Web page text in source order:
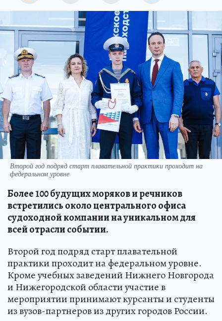
Второй год подряд старт плавательной практики проходит на
федеральном уровне
Более 100 будущих моряков и речников
встретились около центрального офиса
судоходной компании на уникальном для
всей отрасли событии.
Второй год подряд старт плавательной
практики проходит на федеральном уровне.
Кроме учебных заведений Нижнего Новгорода
и Нижегородской области участие в
мероприятии принимают курсанты и студенты
из вузов-партнеров из других городов России.